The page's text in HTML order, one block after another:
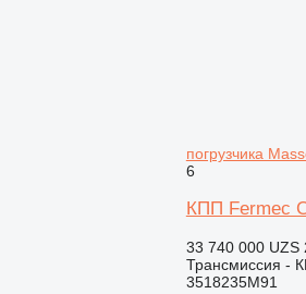
погрузчика
6
КПП Fermec
33 740 000 UZS
Трансмиссия -
3518235M91